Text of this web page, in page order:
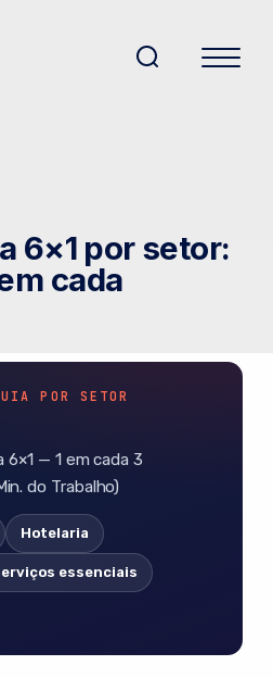
6×1 por setor:
cada
POR SETOR
6×1 — 1 em cada 3
do Trabalho)
Hotelaria
essenciais